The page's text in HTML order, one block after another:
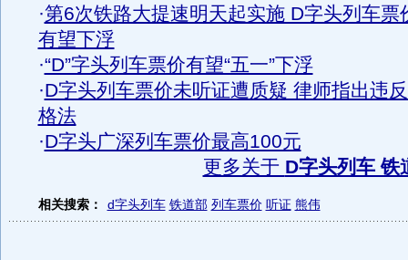
·第6次铁路大提速明天起实施 D字头列车票
有望下浮
·“D”字头列车票价有望“五一”下浮
·D字头列车票价未听证遭质疑 律师指出违
格法
·D字头广深列车票价最高100元
更多关于 D字头列车 铁
相关搜索： d字头列车 铁道部 列车票价 听证 熊伟